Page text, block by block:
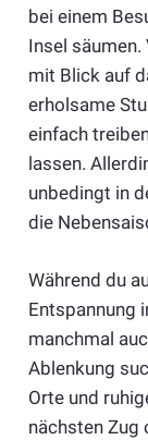
bei einem
Insel
mit Blick auf
erholsame
einfach
lassen.
unbedingt in
die
Während du
Entspannung
manchmal
Ablenkung
Orte und
nächsten Zug